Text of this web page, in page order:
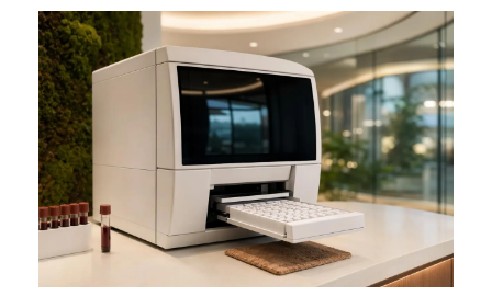
Bahasa Indonesia
Հայերեն
Српски језик
Svenska
Bosanski
Azərbaycan dili
Eesti